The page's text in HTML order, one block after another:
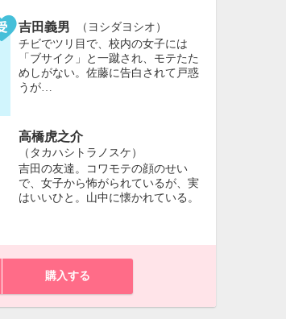
吉田義男
（ヨシダヨシオ）
チビでツリ目で、校内の女子には
「ブサイク」と一蹴され、モテたた
めしがない。佐藤に告白されて戸惑
うが…
高橋虎之介
（タカハシトラノスケ）
吉田の友達。コワモテの顔のせい
で、女子から怖がられているが、実
はいいひと。山中に懐かれている。
購入する